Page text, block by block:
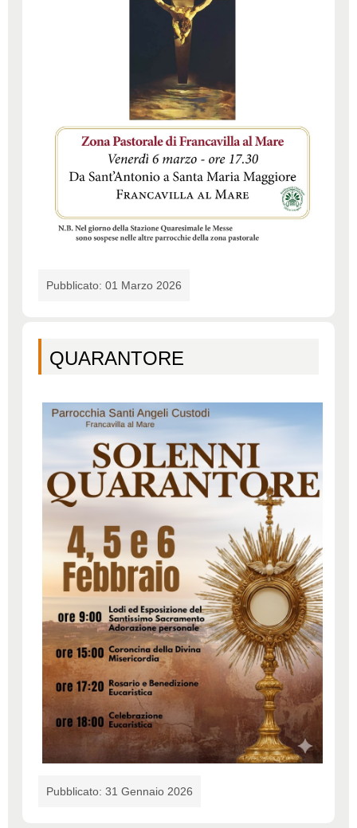
Pubblicato: 01 Marzo 2026
QUARANTORE
Pubblicato: 31 Gennaio 2026